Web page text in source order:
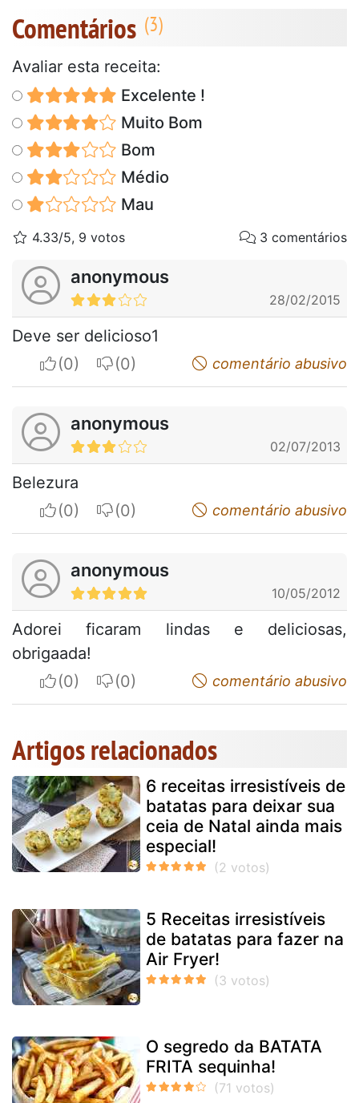
Comentários
Avaliar esta receita:
Excelente !
Muito Bom
Bom
Médio
Mau
4.33/5, 9 votos 3 comentários
anonymous
28/02/2015
Deve ser delicioso1
I apreciateI do not appreciatecomentário abusivo
anonymous
02/07/2013
Belezura
I apreciateI do not appreciatecomentário abusivo
anonymous
10/05/2012
Adorei ficaram lindas e deliciosas,
obrigaada!
I apreciateI do not appreciatecomentário abusivo
Artigos relacionados
6 receitas irresistíveis de
batatas para deixar sua
ceia de Natal ainda mais
especial!
5 Receitas irresistíveis
de batatas para fazer na
Air Fryer!
O segredo da BATATA
FRITA sequinha!